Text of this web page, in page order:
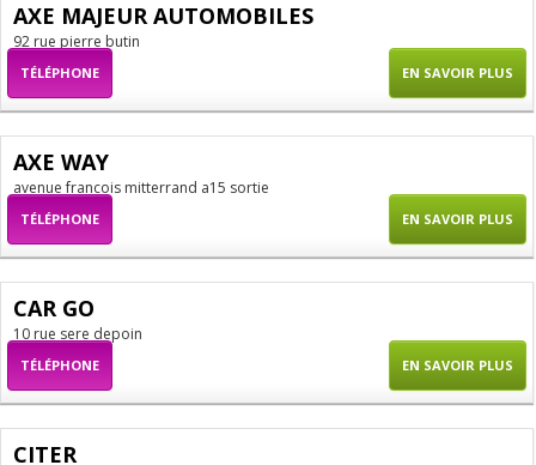
AXE MAJEUR AUTOMOBILES
92 rue pierre butin
TÉLÉPHONE EN SAVOIR PLUS
AXE WAY
avenue francois mitterrand a15 sortie
TÉLÉPHONE EN SAVOIR PLUS
CAR GO
10 rue sere depoin
TÉLÉPHONE EN SAVOIR PLUS
CITER